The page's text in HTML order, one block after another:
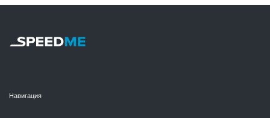
Навигация